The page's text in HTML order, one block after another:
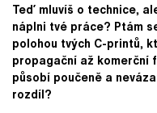
Teď mluvíš o technice,
náplni tvé práce? Ptám
polohou tvých C-printů,
propagační až komerční
působí poučeně a
rozdíl?